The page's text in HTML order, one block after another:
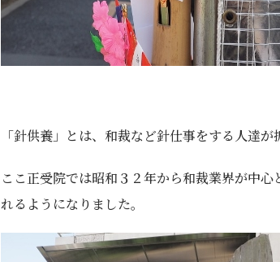
「針供養」とは、和裁など針仕事をする人達
ここ正受院では昭和３２年から和裁業界が中
れるようになりました。